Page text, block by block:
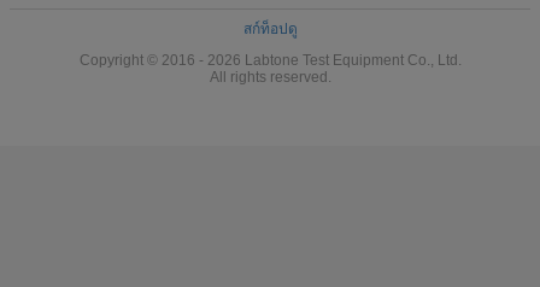
สก์ท็อปดู
Copyright © 2016 - 2026 Labtone Test Equipment Co., Ltd.
All rights reserved.